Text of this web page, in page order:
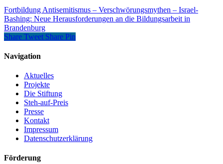
Fortbildung Antisemitismus – Verschwörungsmythen – Israel-
Bashing: Neue Herausforderungen an die Bildungsarbeit in
Brandenburg
Share Tweet Share Pin
Navigation
Aktuelles
Projekte
Die Stiftung
Steh-auf-Preis
Presse
Kontakt
Impressum
Datenschutzerklärung
Förderung